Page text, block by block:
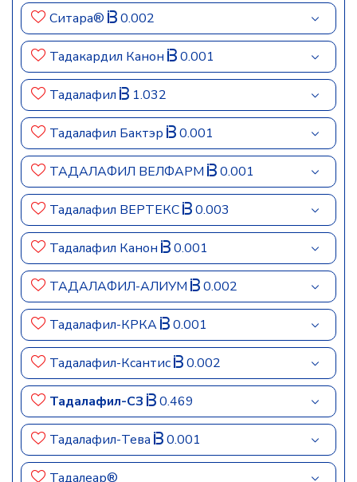
Ситара® 0.002
Тадакардил Канон 0.001
Тадалафил 1.032
Тадалафил Бактэр 0.001
ТАДАЛАФИЛ ВЕЛФАРМ 0.001
Тадалафил ВЕРТЕКС 0.003
Тадалафил Канон 0.001
ТАДАЛАФИЛ-АЛИУМ 0.002
Тадалафил-КРКА 0.001
Тадалафил-Ксантис 0.002
Тадалафил-СЗ 0.469
Тадалафил-Тева 0.001
Тадалеар®